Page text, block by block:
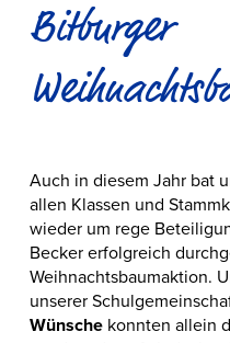
Bitburger
Auch in diesem Jahr bat
allen Klassen und
wieder um rege
Becker erfolgreich
Weihnachtsbaumaktion.
unserer
Wünsche konnten allein